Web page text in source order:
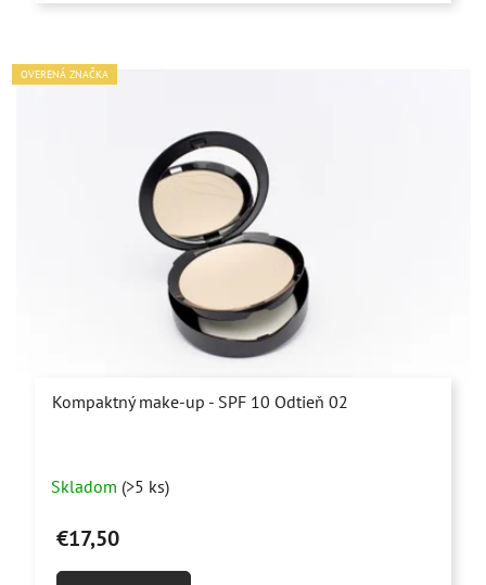
OVERENÁ ZNAČKA
Kompaktný make-up - SPF 10 Odtieň 02
Skladom (>5 ks)
€17,50